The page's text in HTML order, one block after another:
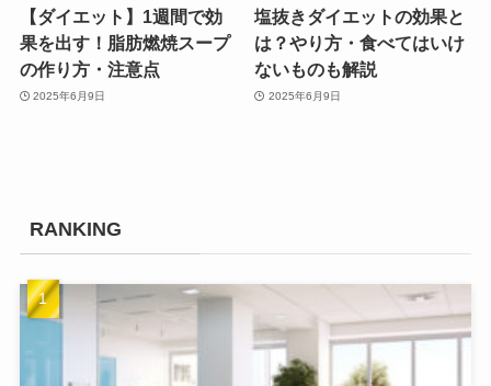
【ダイエット】1週間で効
果を出す！脂肪燃焼スープ
の作り方・注意点
2025年6月9日
塩抜きダイエットの効果と
は？やり方・食べてはいけ
ないものも解説
2025年6月9日
RANKING